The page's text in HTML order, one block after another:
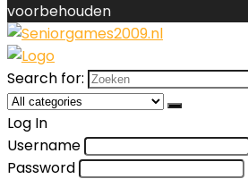
voorbehouden
Search for:
Log In
Username
Password